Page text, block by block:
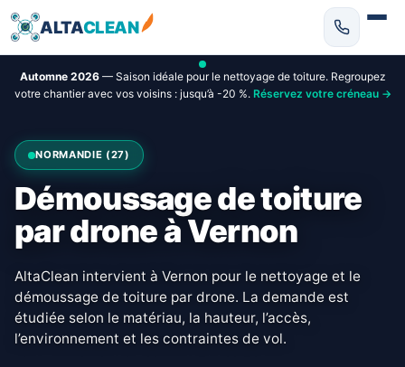
ALTACLEAN
Automne 2026— Saison idéale pour le nettoyage de toiture. Regroupez
votre chantier avec vos voisins : jusqu’à -20 %. Réservez votre créneau →
NORMANDIE (27)
Démoussage de toiture
par drone à Vernon
AltaClean intervient à Vernon pour le nettoyage et le
démoussage de toiture par drone. La demande est
étudiée selon le matériau, la hauteur, l’accès,
l’environnement et les contraintes de vol.